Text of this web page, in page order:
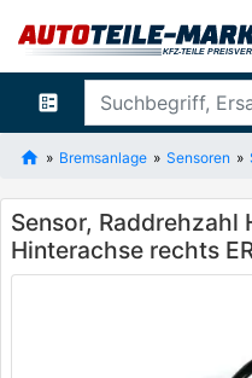
ballot
Bremsanlage Sensoren
Sensor, Raddrehzahl
Hinterachse rechts